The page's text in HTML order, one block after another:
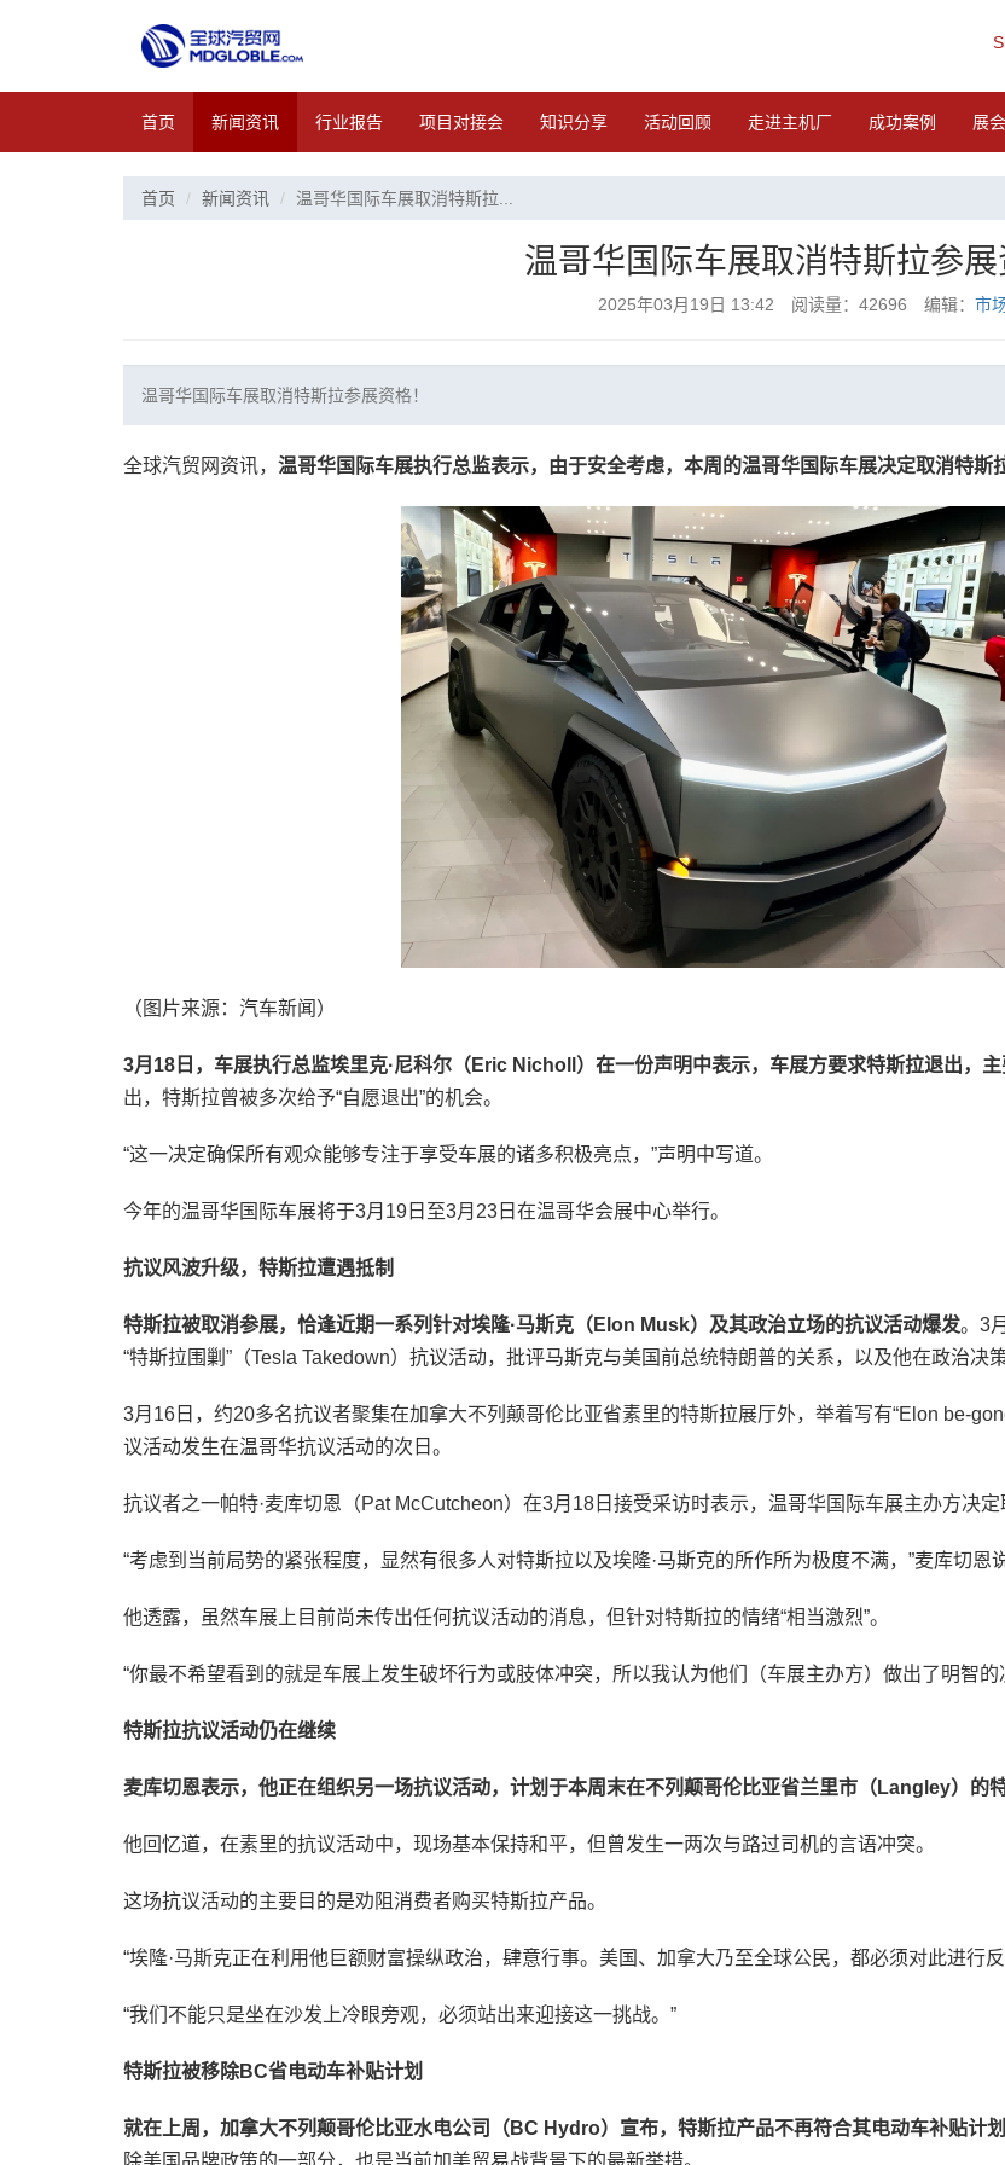
首页 新闻资讯 行业报告 项目对接会 知识分享 活动回顾 走进主机厂 成功案例 展
首页 新闻资讯 温哥华国际车展取消特斯拉...
温哥华国际车展取消特斯拉参展
2025年03月19日 13:42 阅读量：42696 编辑： 市
温哥华国际车展取消特斯拉参展资格！
全球汽贸网资讯， 温哥华国际车展执行总监表示，由于安全考虑，本周的温哥华国际车展决定取消特斯
（图片来源：汽车新闻）
3月18日，车展执行总监埃里克·尼科尔（Eric Nicholl）在一份声明中表示，车展方要求特斯拉退出，
出，特斯拉曾被多次给予“自愿退出”的机会。
“这一决定确保所有观众能够专注于享受车展的诸多积极亮点，”声明中写道。
今年的温哥华国际车展将于3月19日至3月23日在温哥华会展中心举行。
抗议风波升级，特斯拉遭遇抵制
特斯拉被取消参展，恰逢近期一系列针对埃隆·马斯克（Elon Musk）及其政治立场的抗议活动爆发。3
“特斯拉围剿”（Tesla Takedown）抗议活动，批评马斯克与美国前总统特朗普的关系，以及他在政治决
3月16日，约20多名抗议者聚集在加拿大不列颠哥伦比亚省素里的特斯拉展厅外，举着写有“Elon be-
议活动发生在温哥华抗议活动的次日。
抗议者之一帕特·麦库切恩（Pat McCutcheon）在3月18日接受采访时表示，温哥华国际车展主办方决定
“考虑到当前局势的紧张程度，显然有很多人对特斯拉以及埃隆·马斯克的所作所为极度不满，”麦库切恩说
他透露，虽然车展上目前尚未传出任何抗议活动的消息，但针对特斯拉的情绪“相当激烈”。
“你最不希望看到的就是车展上发生破坏行为或肢体冲突，所以我认为他们（车展主办方）做出了明智的
特斯拉抗议活动仍在继续
麦库切恩表示，他正在组织另一场抗议活动，计划于本周末在不列颠哥伦比亚省兰里市（Langley）的
他回忆道，在素里的抗议活动中，现场基本保持和平，但曾发生一两次与路过司机的言语冲突。
这场抗议活动的主要目的是劝阻消费者购买特斯拉产品。
“埃隆·马斯克正在利用他巨额财富操纵政治，肆意行事。美国、加拿大乃至全球公民，都必须对此进行反
“我们不能只是坐在沙发上冷眼旁观，必须站出来迎接这一挑战。”
特斯拉被移除BC省电动车补贴计划
就在上周，加拿大不列颠哥伦比亚水电公司（BC Hydro）宣布，特斯拉产品不再符合其电动车补贴计
除美国品牌政策的一部分，也是当前加美贸易战背景下的最新举措。